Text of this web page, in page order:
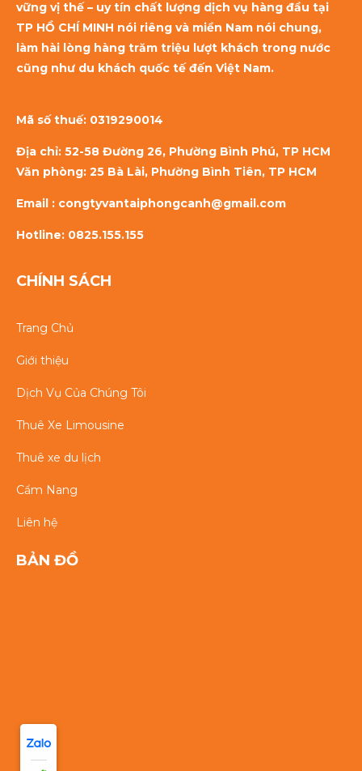
vững vị thế – uy tín chất lượng dịch vụ hàng đầu tại
TP HỒ CHÍ MINH nói riêng và miền Nam nói chung,
làm hài lòng hàng trăm triệu lượt khách trong nước
cũng như du khách quốc tế đến Việt Nam.
Mã số thuế: 0319290014
Địa chỉ: 52-58 Đường 26, Phường Bình Phú, TP HCM
Văn phòng: 25 Bà Lài, Phường Bình Tiên, TP HCM
Email : congtyvantaiphongcanh@gmail.com
Hotline: 0825.155.155
CHÍNH SÁCH
Trang Chủ
Giới thiệu
Dịch Vụ Của Chúng Tôi
Thuê Xe Limousine
Thuê xe du lịch
Cẩm Nang
Liên hệ
BẢN ĐỒ